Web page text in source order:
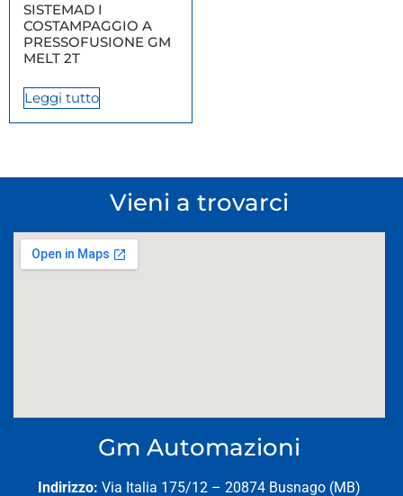
SISTEMAD I
COSTAMPAGGIO A
PRESSOFUSIONE GM
MELT 2T
Leggi tutto
Gm Automazioni
Indirizzo: Via Italia 175/12 – 20874 Busnago (MB)
Vieni a trovarci